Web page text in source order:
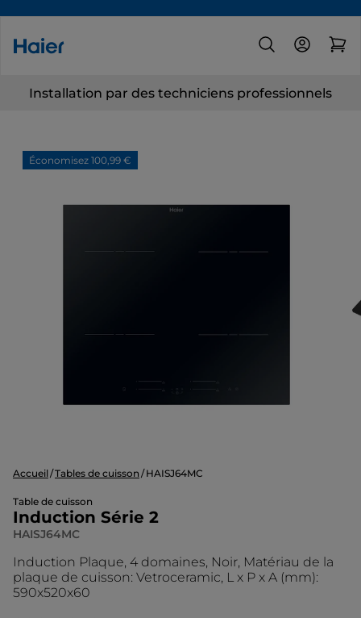
Installation par des techniciens professionnels
Économisez 100,99 €
Accueil Tables de cuisson HAISJ64MC
Table de cuisson
Induction Série 2
HAISJ64MC
Induction Plaque, 4 domaines, Noir, Matériau de la
plaque de cuisson: Vetroceramic, L x P x A (mm):
590x520x60